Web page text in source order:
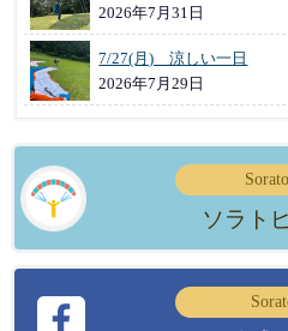
2026年7月31日
7/27(月) 涼しい一日
2026年7月29日
ソラト